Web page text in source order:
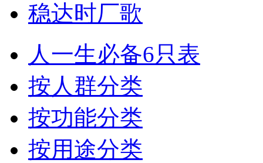
稳达时厂歌
人一生必备6只表
按人群分类
按功能分类
按用途分类